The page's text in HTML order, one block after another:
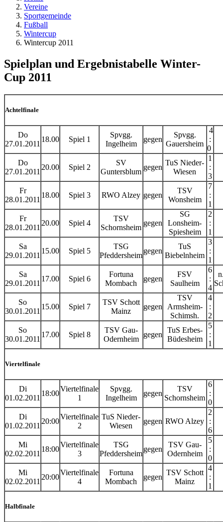
Vereine
Sportgemeinde
Fußball
Wintercup
Wintercup 2011
Spielplan und Ergebnistabelle Winter-
Cup 2011
Achtelfinale
Do
27.01.2011
18.00 Spiel 1
Spvgg.
Ingelheim
gegen
Spvgg.
Gauersheim
4
:
0
Do
27.01.2011
20.00 Spiel 2
SV
Guntersblum
gegen
TuS Nieder-
Wiesen
1
:
3
Fr
28.01.2011
18.00 Spiel 3 RWO Alzey gegen
TSV
Wonsheim
7
:
1
Fr
28.01.2011
20.00 Spiel 4
TSV
Schornsheim
gegen
SG
Lonsheim-
Spiesheim
2
:
1
Sa
29.01.2011
15.00 Spiel 5
TSG
Pfeddersheim
gegen
TuS
Biebelnheim
3
:
1
Sa
29.01.2011
17.00 Spiel 6
Fortuna
Mombach
gegen
FSV
Saulheim
6
:
4
So
30.01.2011
15.00 Spiel 7
TSV Schott
Mainz
gegen
TSV
Armsheim-
Schimsh.
4
:
2
So
30.01.2011
17.00 Spiel 8
TSV Gau-
Odernheim
gegen
TuS Erbes-
Büdesheim
5
:
1
Viertelfinale
Di
01.02.2011
18:00
Viertelfinale
1
Spvgg.
Ingelheim
gegen
TSV
Schornsheim
6
:
0
Di
01.02.2011
20:00
Viertelfinale
2
TuS Nieder-
Wiesen
gegen RWO Alzey
2
:
6
Mi
02.02.2011
18:00
Viertelfinale
3
TSG
Pfeddersheim
gegen
TSV Gau-
Odernheim
5
:
0
Mi
02.02.2011
20:00
Viertelfinale
4
Fortuna
Mombach
gegen
TSV Schott
Mainz
4
:
1
Halbfinale